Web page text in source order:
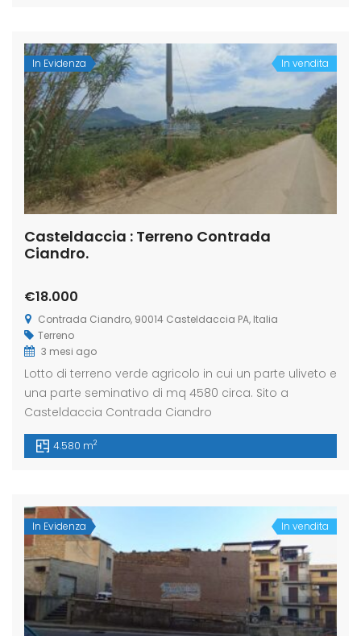
In Evidenza In vendita
Casteldaccia : Terreno Contrada
Ciandro.
€18.000
Contrada Ciandro, 90014 Casteldaccia PA, Italia
Terreno
3 mesi ago
Lotto di terreno verde agricolo in cui un parte uliveto e
una parte seminativo di mq 4580 circa. Sito a
Casteldaccia Contrada Ciandro
4.580 m2
In Evidenza In vendita